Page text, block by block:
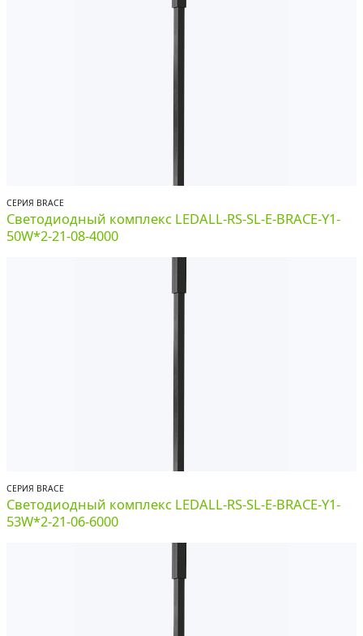
СЕРИЯ BRACE
Светодиодный комплекс LEDALL-RS-SL-E-BRACE-Y1-
50W*2-21-08-4000
СЕРИЯ BRACE
Светодиодный комплекс LEDALL-RS-SL-E-BRACE-Y1-
53W*2-21-06-6000